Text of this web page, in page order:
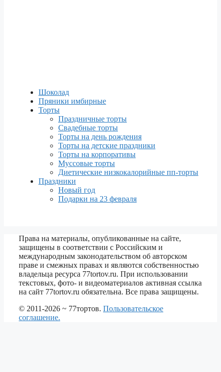
Шоколад
Пряники имбирные
Торты
Праздничные торты
Свадебные торты
Торты на день рождения
Торты на детские праздники
Торты на корпоративы
Муссовые торты
Диетические низкокалорийные пп-торты
Праздники
Новый год
Подарки на 23 февраля
Права на материалы, опубликованные на сайте,
защищены в соответствии с Российским и
международным законодательством об авторском
праве и смежных правах и являются собственностью
владельца ресурса 77tortov.ru. При использовании
текстовых, фото- и видеоматериалов активная ссылка
на сайт 77tortov.ru обязательна. Все права защищены.
© 2011-2026 ~ 77тортов. Пользовательское
соглашение.